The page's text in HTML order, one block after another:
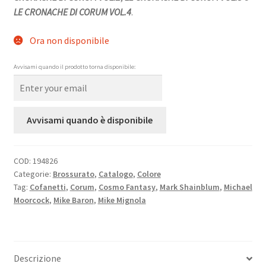
LE CRONACHE DI CORUM VOL.4.
Ora non disponibile
Avvisami quando il prodotto torna disponibile:
Avvisami quando è disponibile
COD: 194826
Categorie: Brossurato, Catalogo, Colore
Tag: Cofanetti, Corum, Cosmo Fantasy, Mark Shainblum, Michael
Moorcock, Mike Baron, Mike Mignola
Descrizione